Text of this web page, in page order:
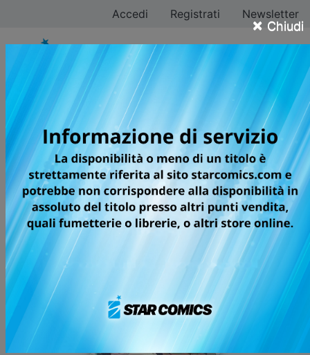
× Chiudi
Accedi Registrati Newsletter
Memeco Arii
Tutti i fumetti